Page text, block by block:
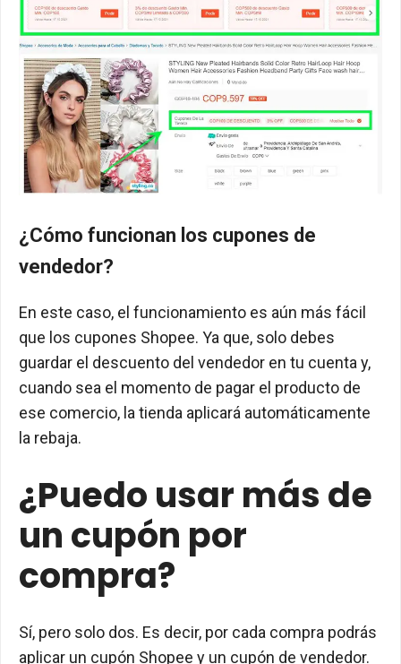
¿Cómo funcionan los cupones de
vendedor?
En este caso, el funcionamiento es aún más fácil
que los cupones Shopee. Ya que, solo debes
guardar el descuento del vendedor en tu cuenta y,
cuando sea el momento de pagar el producto de
ese comercio, la tienda aplicará automáticamente
la rebaja.
¿Puedo usar más de
un cupón por
compra?
Sí, pero solo dos. Es decir, por cada compra podrás
aplicar un cupón Shopee y un cupón de vendedor.